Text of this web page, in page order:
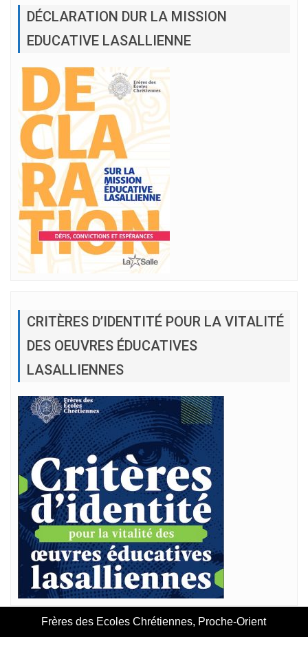
DÉCLARATION DUR LA MISSION
EDUCATIVE LASALLIENNE
CRITÈRES D’IDENTITÉ POUR LA VITALITÉ
DES OEUVRES ÉDUCATIVES
LASALLIENNES
Frères des Ecoles Chrétiennes, Proche-Orient